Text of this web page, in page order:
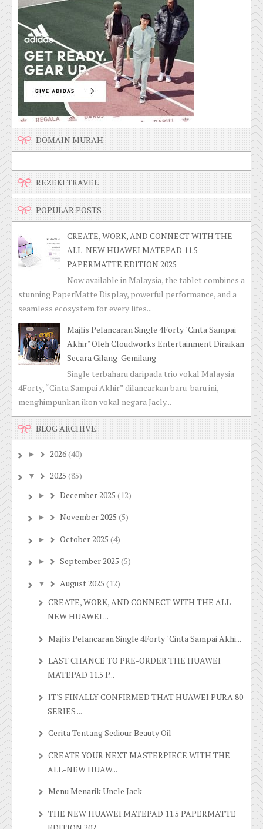
DOMAIN MURAH
REZEKI TRAVEL
POPULAR POSTS
CREATE, WORK, AND CONNECT WITH THE
ALL-NEW HUAWEI MATEPAD 11.5
PAPERMATTE EDITION 2025
Now available in Malaysia, the tablet combines a
stunning PaperMatte Display, powerful performance, and a
seamless ecosystem for every lifes...
Majlis Pelancaran Single 4Forty "Cinta Sampai
Akhir" Oleh Cloudworks Entertainment Diraikan
Secara Gilang-Gemilang
Single terbaharu daripada trio vokal Malaysia
4Forty, “Cinta Sampai Akhir” dilancarkan baru-baru ini,
menghimpunkan ikon vokal negara Jacly...
BLOG ARCHIVE
► 2026(40)
▼ 2025 (85)
► December 2025 (12)
► November 2025 (5)
► October 2025 (4)
► September 2025 (5)
▼ August 2025 (12)
CREATE, WORK, AND CONNECT WITH THE ALL-
NEW HUAWEI ...
Majlis Pelancaran Single 4Forty "Cinta Sampai Akhi...
LAST CHANCE TO PRE-ORDER THE HUAWEI
MATEPAD 11.5 P...
IT'S FINALLY CONFIRMED THAT HUAWEI PURA 80
SERIES ...
Cerita Tentang Sediour Beauty Oil
CREATE YOUR NEXT MASTERPIECE WITH THE
ALL-NEW HUAW...
Menu Menarik Uncle Jack
THE NEW HUAWEI MATEPAD 11.5 PAPERMATTE